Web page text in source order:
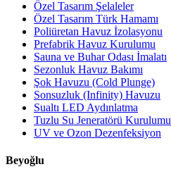
Özel Tasarım Şelaleler
Özel Tasarım Türk Hamamı
Poliüretan Havuz İzolasyonu
Prefabrik Havuz Kurulumu
Sauna ve Buhar Odası İmalatı
Sezonluk Havuz Bakımı
Şok Havuzu (Cold Plunge)
Sonsuzluk (Infinity) Havuzu
Sualtı LED Aydınlatma
Tuzlu Su Jeneratörü Kurulumu
UV ve Ozon Dezenfeksiyon
Beyoğlu